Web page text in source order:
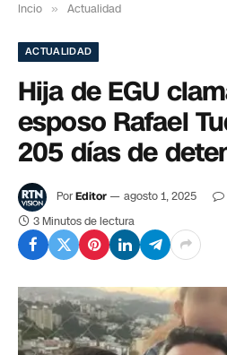
Incio » Actualidad
ACTUALIDAD
Hija de EGU
esposo Rafael
205 días de
PorEditor agosto 1, 2025
3 Minutos de lectura